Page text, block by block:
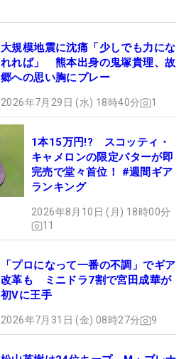
大規模地震に沈痛「少しでも力にな
れれば」 熊本出身の鬼塚貴理、故
郷への思い胸にプレー
2026年7月29日 (水) 18時40分 1
1本15万円!? スコッティ・
キャメロンの限定パターが即
完売で堂々首位！ #週間ギア
ランキング
2026年8月10日 (月) 18時00分
11
「プロになって一番の不調」でギア
改革も ミニドラ7割で宮田成華が
初Vに王手
2026年7月31日 (金) 08時27分 9